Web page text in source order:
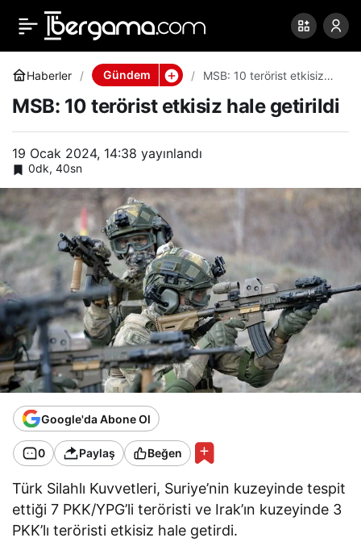
Haberler Gündem
MSB: 10 terörist etkisiz
MSB: 10 terörist etkisiz hale getirildi
19 Ocak 2024, 14:38 yayınlandı
0dk, 40sn
Google'da Abone Ol
0 Paylaş Beğen
Türk Silahlı Kuvvetleri, Suriye’nin kuzeyinde tespit
ettiği 7 PKK/YPG’li teröristi ve Irak’ın kuzeyinde 3
PKK’lı teröristi etkisiz hale getirdi.
MSB: 10 terörist etkisiz
hale getirildi
0 Paylaş